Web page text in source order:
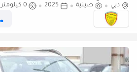
PANORAMIC ROOF, MODEL 2025 CHINA SPECS
دبي صينية 2025
0 كيلومتر